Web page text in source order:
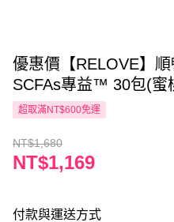
優惠價【RELOVE】
SCFAs專益™ 30包(蜜
超取滿NT$600免運
NT$1,680
NT$1,169
付款與運送方式